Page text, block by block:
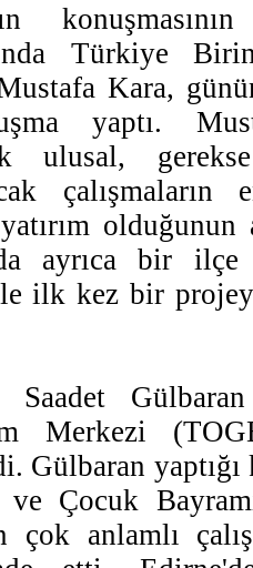
Türkiye
Kara,
yaptı.
ulusal,
çalışmaların
ayrıca bir
ilk kez bir
Saadet
Merkezi
Gülbaran
Çocuk
çok anlamlı